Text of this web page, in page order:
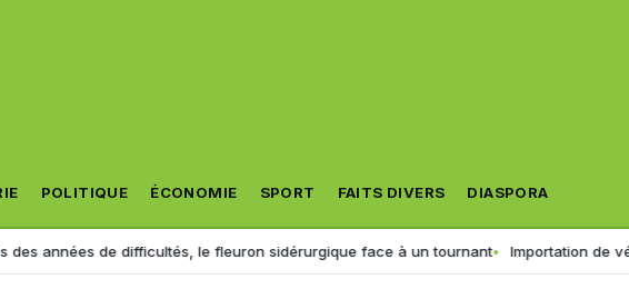
POLITIQUE ÉCONOMIE SPORT FAITS DIVERS DIASPORA
de difficultés, le fleuron sidérurgique face à un tournant Importation de véhicules